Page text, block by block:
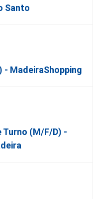
Santo
MadeiraShopping
Turno (m/f/d) -